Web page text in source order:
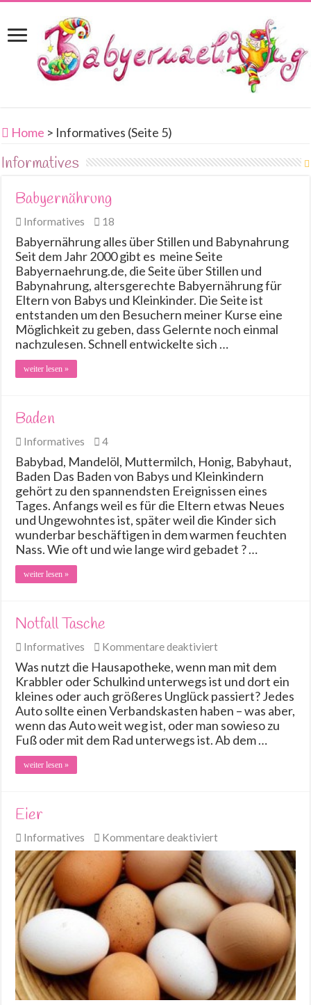
Home > Informatives (Seite 5)
Informatives
Babyernährung
Informatives 18
Babyernährung alles über Stillen und Babynahrung
Seit dem Jahr 2000 gibt es meine Seite
Babyernaehrung.de, die Seite über Stillen und
Babynahrung, altersgerechte Babyernährung für
Eltern von Babys und Kleinkinder. Die Seite ist
entstanden um den Besuchern meiner Kurse eine
Möglichkeit zu geben, dass Gelernte noch einmal
nachzulesen. Schnell entwickelte sich …
weiter lesen »
Baden
Informatives 4
Babybad, Mandelöl, Muttermilch, Honig, Babyhaut,
Baden Das Baden von Babys und Kleinkindern
gehört zu den spannendsten Ereignissen eines
Tages. Anfangs weil es für die Eltern etwas Neues
und Ungewohntes ist, später weil die Kinder sich
wunderbar beschäftigen in dem warmen feuchten
Nass. Wie oft und wie lange wird gebadet ? …
weiter lesen »
Notfall Tasche
Informatives Kommentare deaktiviertfür
Tasche
Was nutzt die Hausapotheke, wenn man mit dem
Krabbler oder Schulkind unterwegs ist und dort ein
kleines oder auch größeres Unglück passiert? Jedes
Auto sollte einen Verbandskasten haben – was aber,
wenn das Auto weit weg ist, oder man sowieso zu
Fuß oder mit dem Rad unterwegs ist. Ab dem …
weiter lesen »
Eier
Informatives Kommentare deaktiviertfür
Eier